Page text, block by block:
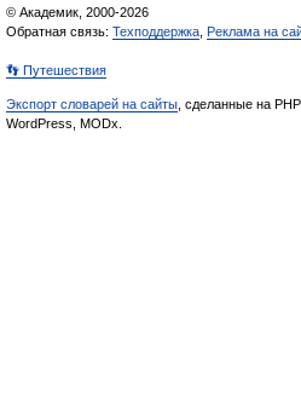
© Академик, 2000-2026
Обратная связь: Техподдержка Реклама на
👣 Путешествия
Экспорт словарей на сайты , сделанные на PHP,
WordPress, MODx.